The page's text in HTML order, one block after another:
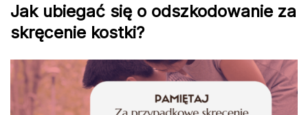
Jak ubiegać się o odszkodowanie za
skręcenie kostki?